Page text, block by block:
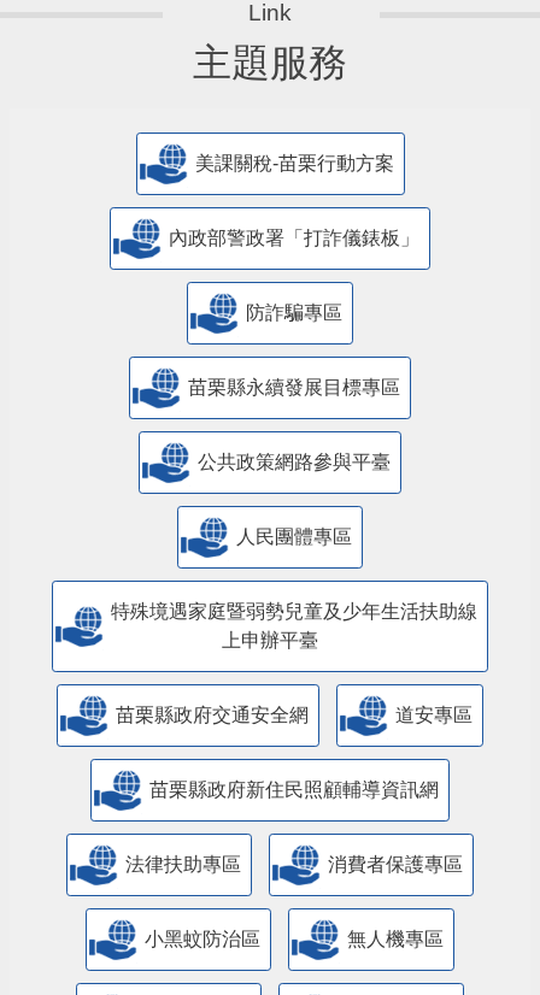
主題服務
美課關稅-苗栗行動方案
內政部警政署「打詐儀錶板」
防詐騙專區
苗栗縣永續發展目標專區
公共政策網路參與平臺
人民團體專區
特殊境遇家庭暨弱勢兒童及少年生活扶助線
上申辦平臺
苗栗縣政府交通安全網 道安專區
苗栗縣政府新住民照顧輔導資訊網
法律扶助專區 消費者保護專區
小黑蚊防治區 無人機專區